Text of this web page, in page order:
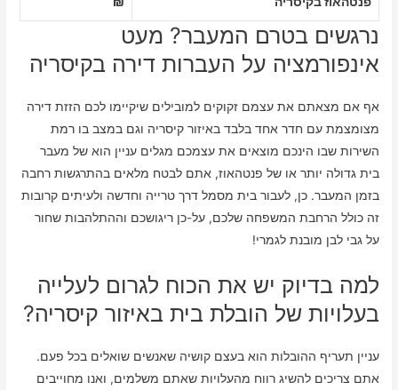
נרגשים בטרם המעבר? מעט
אינפורמציה על העברות דירה בקיסריה
אף אם מצאתם את עצמם זקוקים למובילים שיקיימו לכם הזזת דירה
מצומצמת עם חדר אחד בלבד באיזור קיסריה וגם במצב בו רמת
השירות שבו הינכם מוצאים את עצמכם מגלים עניין הוא של מעבר
בית גדולה יותר או של פנטהאוז, אתם לבטח מלאים בהתרגשות רחבה
בזמן המעבר. כן, לעבור בית מסמל דרך טרייה וחדשה ולעיתים קרובות
זה כולל הרחבת המשפחה שלכם, על-כן ריגושכם וההתלהבות שחור
על גבי לבן מובנת לגמרי!
למה בדיוק יש את הכוח לגרום לעלייה
בעלויות של הובלת בית באיזור קיסריה?
עניין תעריף ההובלות הוא בעצם קושיה שאנשים שואלים בכל פעם.
אתם צריכים להשיג רווח מהעלויות שאתם משלמים, ואנו מחוייבים